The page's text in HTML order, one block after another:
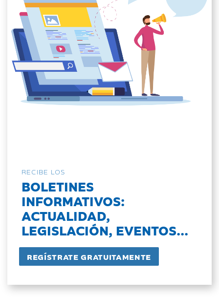
RECIBE LOS
BOLETINES
INFORMATIVOS:
ACTUALIDAD,
LEGISLACIÓN, EVENTOS...